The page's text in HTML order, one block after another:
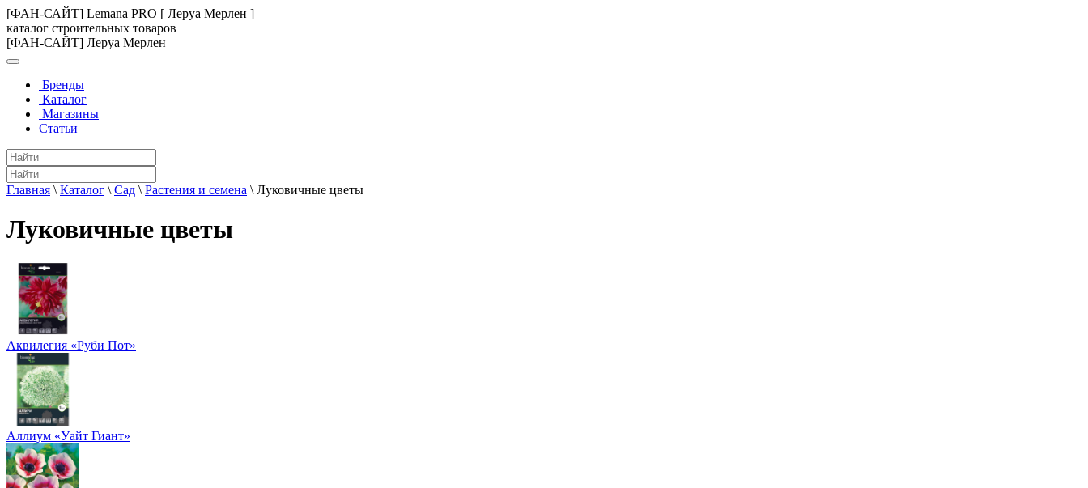
[ФАН-САЙТ] Lemana PRO [ Леруа Мерлен ]
каталог строительных товаров
[ФАН-САЙТ] Леруа Мерлен
Бренды
Каталог
Магазины
Статьи
Главная \ Каталог \ Сад \ Растения и семена \ Луковичные цветы
Луковичные цветы
Аквилегия «Руби Пот»
Аллиум «Уайт Гиант»